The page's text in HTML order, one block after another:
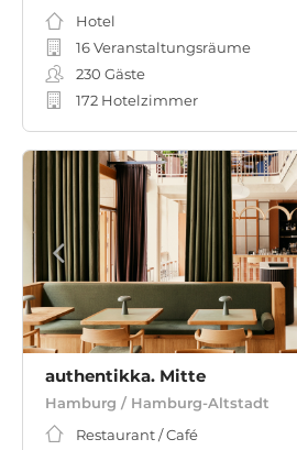
Hotel
16 Veranstaltungsräume
230 Gäste
172 Hotelzimmer
authentikka. Mitte
Hamburg / Hamburg-Altstadt
Restaurant / Café